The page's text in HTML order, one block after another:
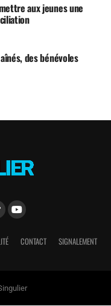
aux jeunes une
des bénévoles
CONTACT SIGNALEMENT